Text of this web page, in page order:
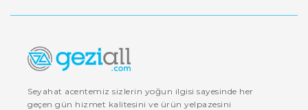
Seyahat acentemiz sizlerin yoğun ilgisi sayesinde her
geçen gün hizmet kalitesini ve ürün yelpazesini